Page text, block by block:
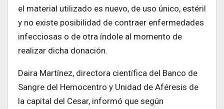
el material utilizado es nuevo, de uso único, estéril
y no existe posibilidad de contraer enfermedades
infecciosas o de otra índole al momento de
realizar dicha donación.
Daira Martínez, directora científica del Banco de
Sangre del Hemocentro y Unidad de Aféresis de
la capital del Cesar, informó que según